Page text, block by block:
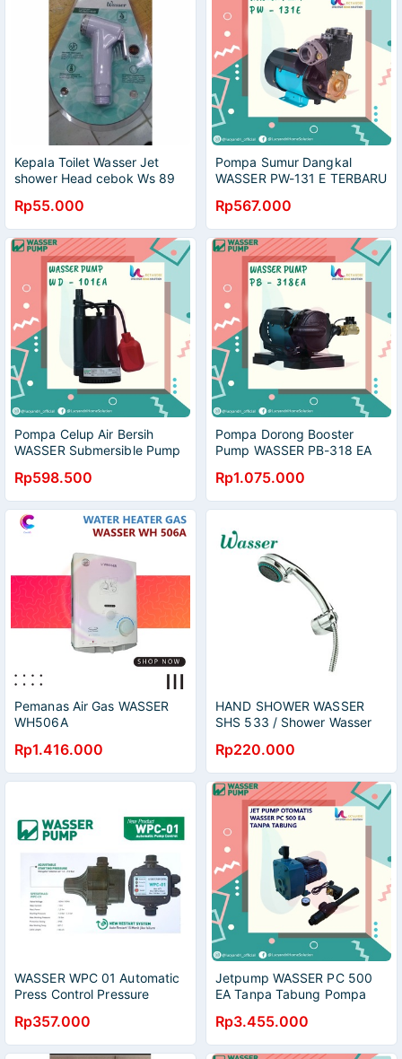
Kepala Toilet Wasser Jet
shower Head cebok Ws 89
Rp55.000
Pompa Sumur Dangkal
WASSER PW-131 E TERBARU
Rp567.000
Pompa Celup Air Bersih
WASSER Submersible Pump
Rp598.500
Pompa Dorong Booster
Pump WASSER PB-318 EA
Rp1.075.000
Pemanas Air Gas WASSER
WH506A
Rp1.416.000
HAND SHOWER WASSER
SHS 533 / Shower Wasser
Rp220.000
WASSER WPC 01 Automatic
Press Control Pressure
Rp357.000
Jetpump WASSER PC 500
EA Tanpa Tabung Pompa
Rp3.455.000